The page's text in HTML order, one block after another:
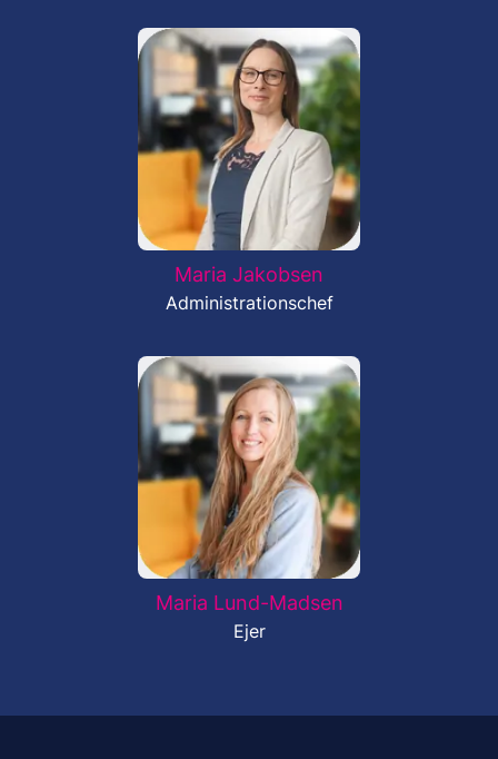
Maria Jakobsen
Administrationschef
Maria Lund-Madsen
Ejer